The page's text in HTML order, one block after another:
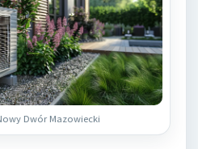
Dwór Mazowiecki